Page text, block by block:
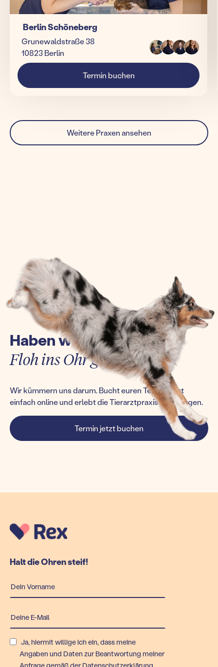
Berlin Schöneberg
Grunewaldstraße 38
10823 Berlin
Termin buchen
Weitere Praxen ansehen
Haben wir euch einen
Floh ins Ohr gesetzt?
Wir kümmern uns darum. Bucht euren Termin jetzt
einfach online und erlebt die Tierarztpraxis von morgen.
Termin jetzt buchen
Halt die Ohren steif!
Ja, hiermit willige ich ein, dass meine
Angaben und Daten zur Beantwortung meiner